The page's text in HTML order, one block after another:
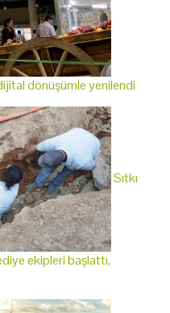
dönüşümle yenilendi
Sıtkı
ekipleri başlattı,